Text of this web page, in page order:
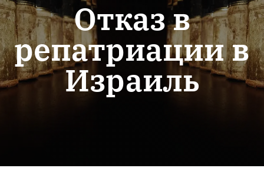
Отказ в
репатриации в
Израиль